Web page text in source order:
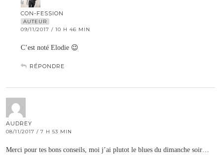
CON-FESSION
AUTEUR
09/11/2017 / 10 H 46 MIN
C’est noté Elodie 😉
RÉPONDRE
AUDREY
08/11/2017 / 7 H 53 MIN
Merci pour tes bons conseils, moi j’ai plutot le blues du dimanche soir…